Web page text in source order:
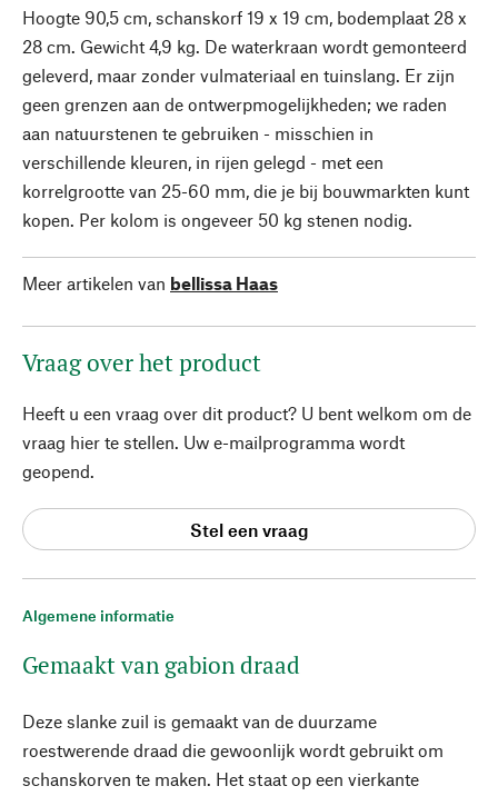
Algemene informatie
Gemaakt van gabion draad
Deze slanke zuil is gemaakt van de duurzame
roestwerende draad die gewoonlijk wordt gebruikt om
schanskorven te maken. Het staat op een vierkante
Hoogte 90,5 cm, schanskorf 19 x 19 cm, bodemplaat 28 x
28 cm. Gewicht 4,9 kg. De waterkraan wordt gemonteerd
geleverd, maar zonder vulmateriaal en tuinslang. Er zijn
geen grenzen aan de ontwerpmogelijkheden; we raden
aan natuurstenen te gebruiken - misschien in
verschillende kleuren, in rijen gelegd - met een
korrelgrootte van 25-60 mm, die je bij bouwmarkten kunt
kopen. Per kolom is ongeveer 50 kg stenen nodig.
Meer artikelen van bellissa Haas
Vraag over het product
Heeft u een vraag over dit product? U bent welkom om de
vraag hier te stellen. Uw e-mailprogramma wordt
geopend.
Stel een vraag